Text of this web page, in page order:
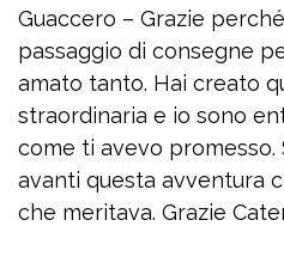
Guaccero – Grazie
passaggio di consegne
amato tanto. Hai creato
straordinaria e io sono
come ti avevo
avanti questa avventura
che meritava. Grazie